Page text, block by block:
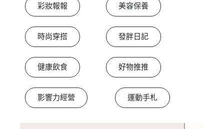
彩妝報報 美容保養
時尚穿搭 發胖日記
健康飲食 好物推推
影響力經營 運動手札